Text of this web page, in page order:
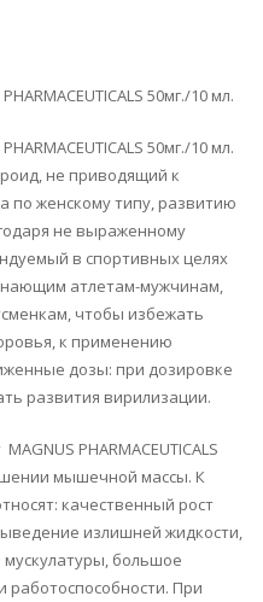
50мг./10 мл.
50мг./10 мл.
не приводящий к
по женскому типу, развитию
не выраженному
в спортивных целях
атлетам-мужчинам,
чтобы избежать
к применению
дозы: при дозировке
развития вирилизации.
PHARMACEUTICALS
мышечной массы. К
качественный рост
излишней жидкости,
большое
работоспособности. При